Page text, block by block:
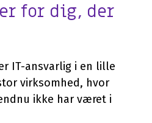
for dig, der
IT-ansvarlig i en lille
virksomhed, hvor
ikke har været i